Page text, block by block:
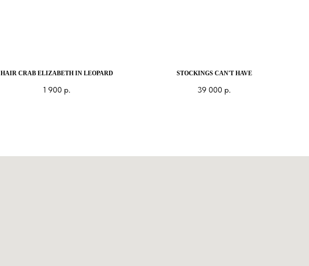
HAIR CRAB ELIZABETH IN LEOPARD
1 900 р.
STOCKINGS CAN'T HAVE
39 000 р.